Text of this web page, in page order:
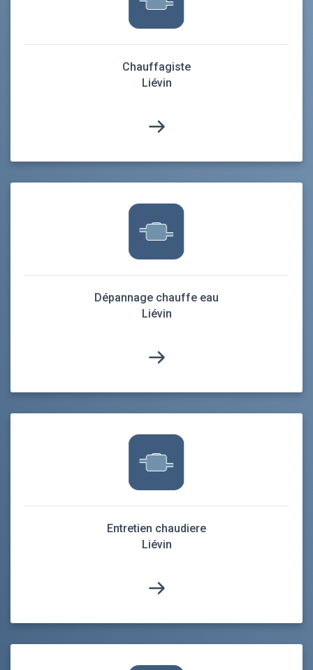
Chauffagiste
Liévin
Dépannage chauffe eau
Liévin
Entretien chaudiere
Liévin